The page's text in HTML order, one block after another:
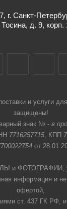
г. Санкт-
Тосина, д. 9, корп.
и услуги
защищены!
знак № - в
7716257715, КПП
от
и ФОТОГРАФИИ,
информация и
офертой,
ст. 437 ГК РФ,